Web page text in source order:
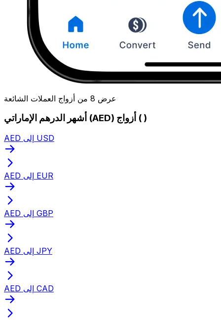
عرض 8 من أزواج العملات الشائعة
أشهر الدرهم الإماراتي (AED) أزواج ( )
AED إلى USD
AED إلى EUR
AED إلى GBP
AED إلى JPY
AED إلى CAD